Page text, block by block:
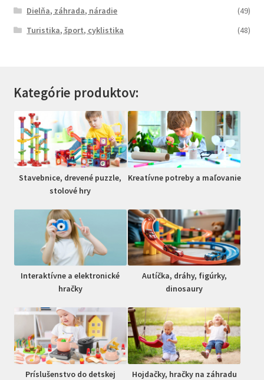
Dielňa, záhrada, náradie
(49)
Turistika, šport, cyklistika
(48)
Kategórie produktov:
Stavebnice, drevené puzzle,
stolové hry
Kreatívne potreby a maľovanie
Interaktívne a elektronické
hračky
Autíčka, dráhy, figúrky,
dinosaury
Príslušenstvo do detskej
Hojdačky, hračky na záhradu